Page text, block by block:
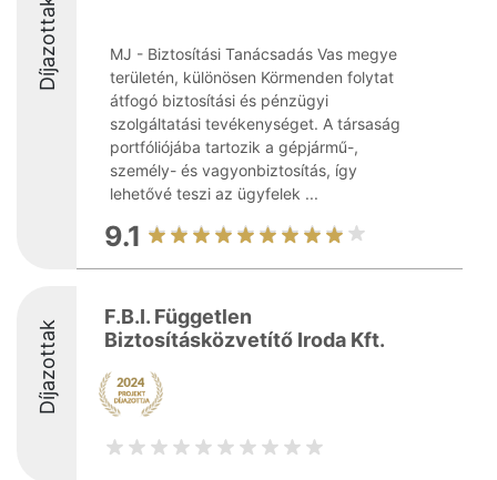
Díjazottak
MJ - Biztosítási Tanácsadás Vas megye
területén, különösen Körmenden folytat
átfogó biztosítási és pénzügyi
szolgáltatási tevékenységet. A társaság
portfóliójába tartozik a gépjármű-,
személy- és vagyonbiztosítás, így
lehetővé teszi az ügyfelek ...
9.1
Díjazottak
F.B.I. Független
Biztosításközvetítő Iroda Kft.